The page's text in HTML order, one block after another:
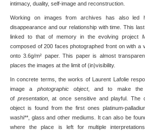
intimacy, duality, self-image and reconstruction.
Working on images from archives has also led
disappearance and our relationship with time. This
linked to that of memory in the evolving project
composed of 200 faces photographed front on with a
onto 3.6g/m² paper. This paper is almost
places the images at the limit of (in)visibility.
In concrete terms, the works of Laurent Lafolie
image a photographic object, and to make the
of presentation, at once sensitive and playful. The
object is found from the first ones platinum-
washi**, glass and other mediums. It can also be
where the place is left for multiple